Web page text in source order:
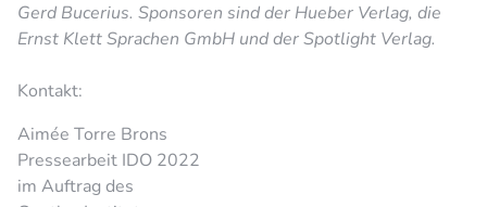
Gerd Bucerius. Sponsoren sind der Hueber Verlag, die
Ernst Klett Sprachen GmbH und der Spotlight Verlag.
Kontakt:
Aimée Torre Brons
Pressearbeit IDO 2022
im Auftrag des